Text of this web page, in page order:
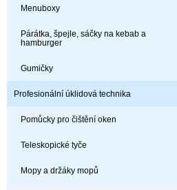
Menuboxy
Párátka, špejle, sáčky na kebab a
hamburger
Gumičky
Profesionální úklidová technika
Pomůcky pro čištění oken
Teleskopické tyče
Mopy a držáky mopů